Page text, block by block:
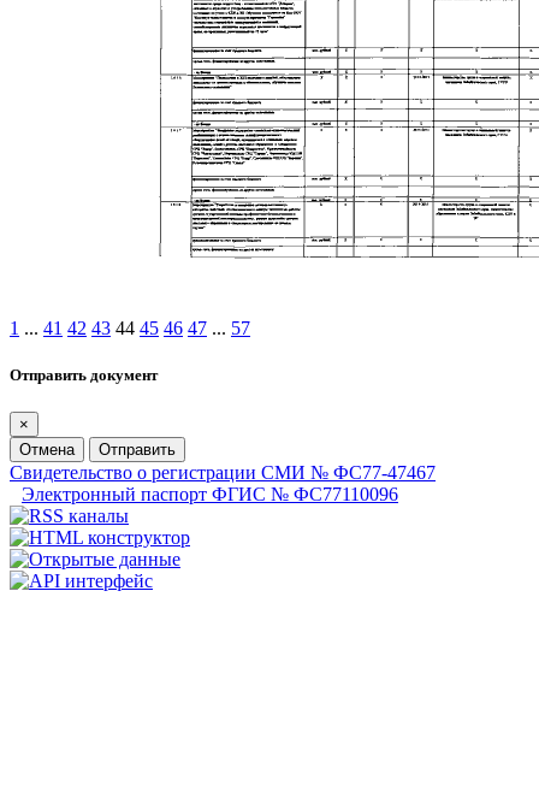
1 ... 41 42 43 44 45 46 47 ... 57
Отправить документ
×
Отмена
Отправить
Свидетельство о регистрации СМИ № ФС77-47467
Электронный паспорт ФГИС № ФС77110096